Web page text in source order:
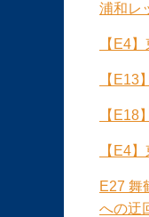
浦和レ
【E4
【
【
【E4
E27 舞
への迂